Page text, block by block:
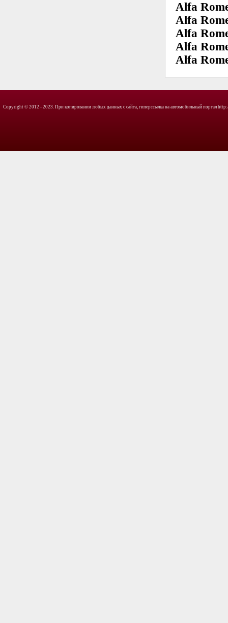
Alfa
Alfa
Alfa
Alfa
Alfa
Copyright © 2012 - 2023. При копировании любых данных с сайта, гиперссылка на автомобильный портал